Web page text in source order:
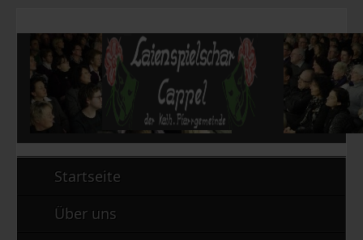
Startseite
Über uns